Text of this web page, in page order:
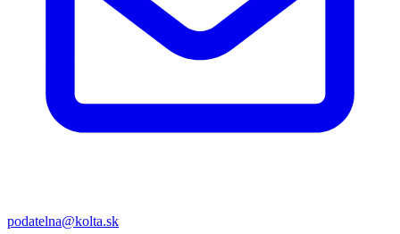
podatelna@kolta.sk